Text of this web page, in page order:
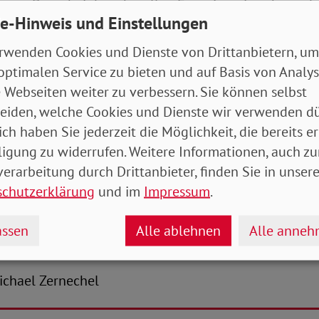
Denn bei den aktuellen Energiepreisen kann
dass Millionen Menschen in die
zeigt, dass Klimaschutz und Soziales sich
seit langem geforderten Wohngeldreform hat
Michaela Engelmeier fordert von der
brauchen andere und vor allem langfristige
die sozialen Hilfesysteme rutschen, weil sie ihren
nicht erwirtschaften können. Das Wohngeld darf
Regelungen auf dem Energiemarkt werden. Wir
sich die Menschen leisten können. Und wir
sichern.“
Zernechel
Hinweis und Einstellungen
Cookies und Dienste von Drittanbietern,
Service zu bieten und auf Basis von
Webseiten weiter zu verbessern. Sie können selbst
welche Cookies und Dienste wir verwenden
haben Sie jederzeit die Möglichkeit, die bereits
zu widerrufen. Weitere Informationen, auch
durch Drittanbieter, finden Sie in
und im Impressum.
Alle ablehnen Alle